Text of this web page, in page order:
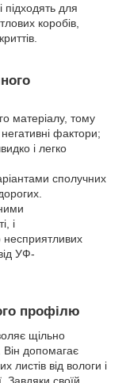
підходять для
коробів,
матеріалу, тому
фактори;
і легко
сполучних
і
несприятливих
УФ-
профілю
щільно
Він допомагає
листів від вологи і